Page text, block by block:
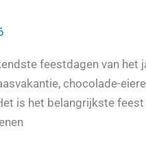
feestdagen van
chocolade-
is het belangrijkste